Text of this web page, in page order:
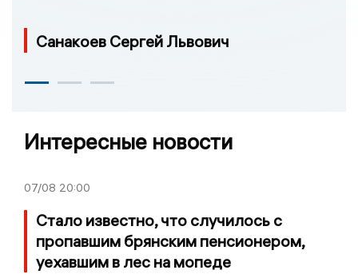
Санакоев Сергей Львович
Интересные новости
07/08 20:00
Стало известно, что случилось с
пропавшим брянским пенсионером,
уехавшим в лес на мопеде